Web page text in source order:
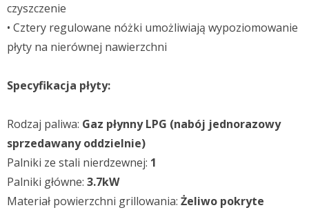
czyszczenie
• Cztery regulowane nóżki umożliwiają wypoziomowanie
płyty na nierównej nawierzchni
Specyfikacja płyty:
Rodzaj paliwa: Gaz płynny LPG (nabój jednorazowy
sprzedawany oddzielnie)
Palniki ze stali nierdzewnej: 1
Palniki główne: 3.7kW
Materiał powierzchni grillowania: Żeliwo pokryte